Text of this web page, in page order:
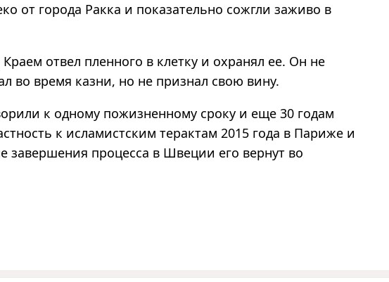
от города Ракка и показательно сожгли заживо в
отвел пленного в клетку и охранял ее. Он не
во время казни, но не признал свою вину.
к одному пожизненному сроку и еще 30 годам
к исламистским терактам 2015 года в Париже и
завершения процесса в Швеции его вернут во